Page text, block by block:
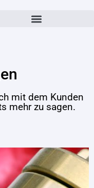
mit dem Kunden
mehr zu sagen.